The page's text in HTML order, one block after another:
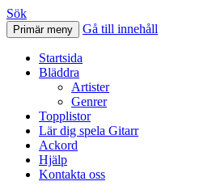
Svenskatabs.se
Sök
Primär meny Gå till innehåll
Startsida
Bläddra
Artister
Genrer
Topplistor
Lär dig spela Gitarr
Ackord
Hjälp
Kontakta oss